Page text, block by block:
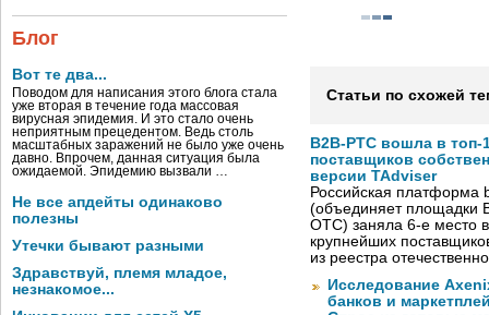
Блог
Вот те два...
Поводом для написания этого блога стала
уже вторая в течение года массовая
вирусная эпидемия. И это стало очень
неприятным прецедентом. Ведь столь
масштабных заражений не было уже очень
давно. Впрочем, данная ситуация была
ожидаемой. Эпидемию вызвали …
Не все апдейты одинаково
полезны
Утечки бывают разными
Здравствуй, племя младое,
незнакомое...
Статьи по схожей
B2B-РТС вошла в топ-
поставщиков
версии TAdviser
Российская платформа
(объединяет площадки
OTC) заняла 6-е место
крупнейших
из реестра
Исследование
банков и